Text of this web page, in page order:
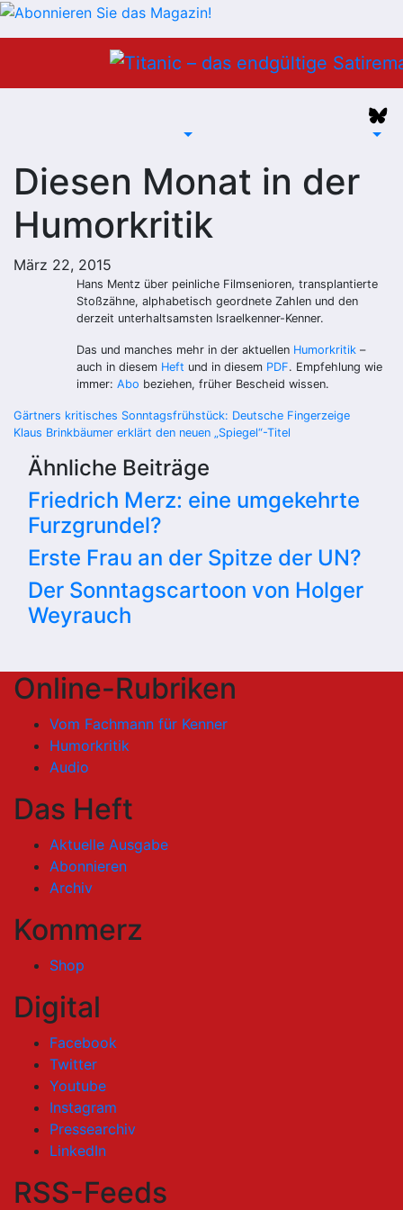
Diesen Monat in der
Humorkritik
März 22, 2015
Hans Mentz über peinliche Filmsenioren, transplantierte
Stoßzähne, alphabetisch geordnete Zahlen und den
derzeit unterhaltsamsten Israelkenner-Kenner.
Das und manches mehr in der aktuellen Humorkritik –
auch in diesem Heft und in diesem PDF. Empfehlung wie
immer: Abo beziehen, früher Bescheid wissen.
Beitragsnavigation
Gärtners kritisches Sonntagsfrühstück: Deutsche Fingerzeige
Klaus Brinkbäumer erklärt den neuen „Spiegel“-Titel
Ähnliche Beiträge
Friedrich Merz: eine umgekehrte
Furzgrundel?
Erste Frau an der Spitze der UN?
Der Sonntagscartoon von Holger
Weyrauch
Online-Rubriken
Vom Fachmann für Kenner
Humorkritik
Audio
Das Heft
Aktuelle Ausgabe
Abonnieren
Archiv
Kommerz
Shop
Digital
Facebook
Twitter
Youtube
Instagram
Pressearchiv
LinkedIn
RSS-Feeds